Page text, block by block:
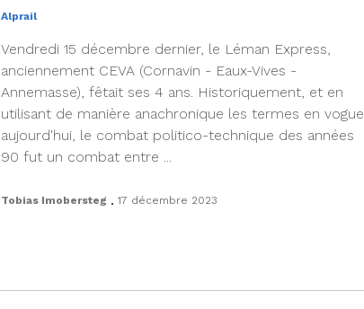
Alprail
Vendredi 15 décembre dernier, le Léman Express,
anciennement CEVA (Cornavin - Eaux-Vives -
Annemasse), fêtait ses 4 ans. Historiquement, et en
utilisant de manière anachronique les termes en vogue
aujourd'hui, le combat politico-technique des années
90 fut un combat entre ...
Tobias Imobersteg . 17 décembre 2023